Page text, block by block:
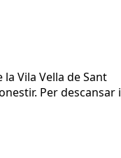
Vila Vella de Sant
Per descansar i